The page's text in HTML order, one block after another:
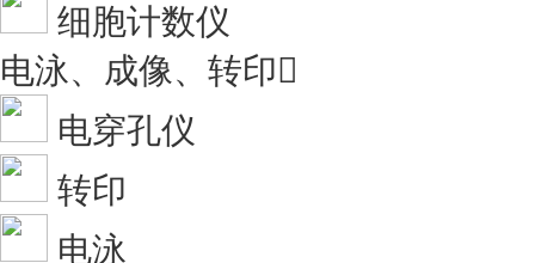
细胞计数仪
电泳、成像、转印
电穿孔仪
转印
电泳